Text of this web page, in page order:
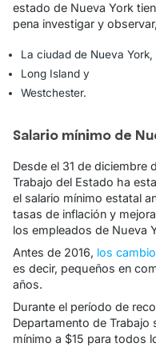
estado de Nueva York
pena investigar y
La ciudad de Nueva York,
Long Island y
Westchester.
Salario mínimo de
Desde el 31 de diciembre
Trabajo del Estado ha
el salario mínimo estatal
tasas de inflación y
los empleados de Nueva
Antes de 2016, los
es decir, pequeños en
años.
Durante el período de
Departamento de Trabajo
mínimo a $15 para todos